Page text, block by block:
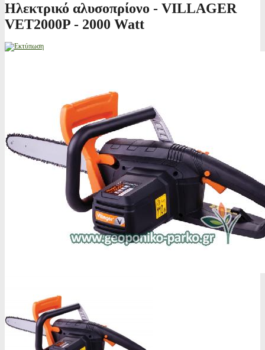
Ηλεκτρικό αλυσοπρίονο - VILLAGER
VET2000P - 2000 Watt